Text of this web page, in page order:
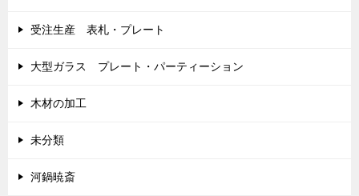
受注生産 表札・プレート
大型ガラス プレート・パーティーション
木材の加工
未分類
河鍋暁斎